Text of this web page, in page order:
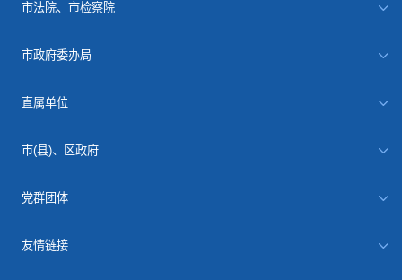
市法院、市检察院
市政府委办局
直属单位
市(县)、区政府
党群团体
友情链接